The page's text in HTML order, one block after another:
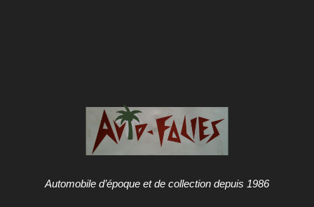
Automobile d’époque et de collection depuis 1986